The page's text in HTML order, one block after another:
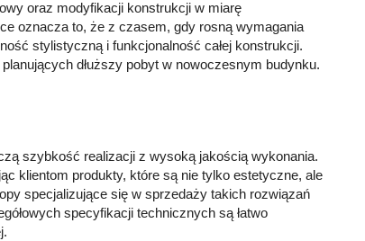
oraz modyfikacji konstrukcji w miarę
oznacza to, że z czasem, gdy rosną wymagania
stylistyczną i funkcjonalność całej konstrukcji.
dłuższy pobyt w nowoczesnym budynku.
szybkość realizacji z wysoką jakością wykonania.
klientom produkty, które są nie tylko estetyczne, ale
specjalizujące się w sprzedaży takich rozwiązań
specyfikacji technicznych są łatwo